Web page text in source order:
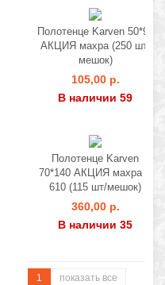
Полотенце Karven 50*90
АКЦИЯ махра (250 шт/
мешок)
105,00 р.
В наличии 59
Полотенце Karven
70*140 АКЦИЯ махра H
610 (115 шт/мешок)
360,00 р.
В наличии 35
1 показать все